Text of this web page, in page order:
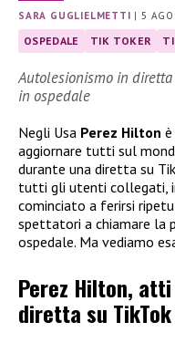
SARA GUGLIELMETTI |5
OSPEDALE TIK TOKER
Autolesionismo in
in ospedale
Negli Usa Perez Hilton
aggiornare tutti sul
durante una diretta su
tutti gli utenti collegati,
cominciato a ferirsi
spettatori a chiamare la
ospedale. Ma vediamo
Perez Hilton,
diretta su TikTok